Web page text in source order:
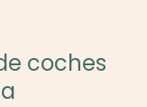
coches